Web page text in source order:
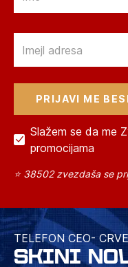
Slažem se da me
promocijama
⭐ 38502 zvezdaša se
TELEFON CEO-
SKINI